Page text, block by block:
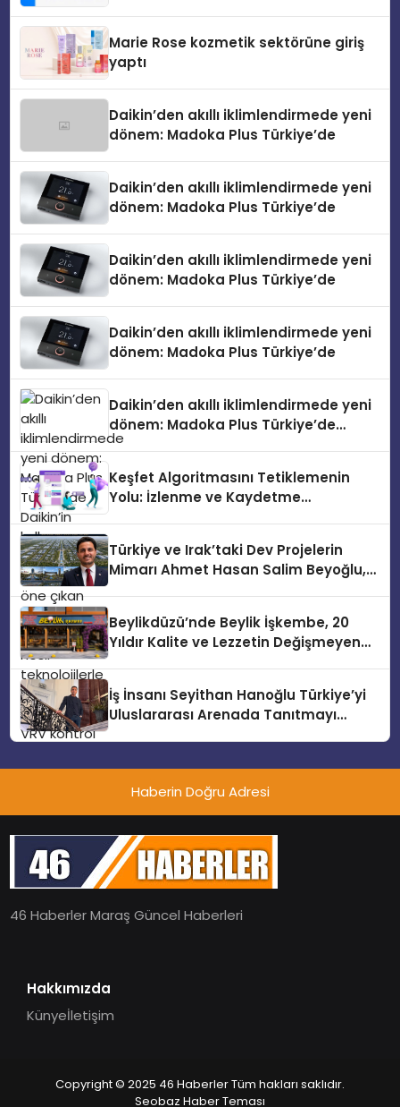
Marie Rose kozmetik sektörüne giriş
yaptı
Daikin’den akıllı iklimlendirmede yeni
dönem: Madoka Plus Türkiye’de
Daikin’den akıllı iklimlendirmede yeni
dönem: Madoka Plus Türkiye’de
Daikin’den akıllı iklimlendirmede yeni
dönem: Madoka Plus Türkiye’de
Daikin’den akıllı iklimlendirmede yeni
dönem: Madoka Plus Türkiye’de
Daikin’den akıllı iklimlendirmede yeni
dönem: Madoka Plus Türkiye’de
Daikin’in kullanıcı dostu tasarımıyla
teknolojilerle donatılmış son modeli
VRV kontrol ünitesi Madoka Plus
Türkiye’de satışa sunuldu. Tam
dokunmatik ekranı, mobil uygulama
desteği ve akıllı sensör entegrasyonu
sayesinde iklimlendirme sistemlerinin
yönetimini daha kolay, konforlu ve
verimli hale getiriyor. Enerji
verimliliğini artırırken modern yaşam
Keşfet Algoritmasını Tetiklemenin
Yolu: İzlenme ve Kaydetme
Türkiye ve Irak’taki Dev Projelerin
Mimarı Ahmet Hasan Salim Beyoğlu,
Hayata Geçirecek
Beylikdüzü’nde Beylik İşkembe, 20
Yıldır Kalite ve Lezzetin Değişmeyen
İş İnsanı Seyithan Hanoğlu Türkiye’yi
Uluslararası Arenada Tanıtmayı
Haberin Doğru Adresi
46 Haberler Maraş Güncel Haberleri
Hakkımızda
Künyeİletişim
Copyright © 2025 46 Haberler Tüm hakları saklıdır.
Seobaz Haber Teması